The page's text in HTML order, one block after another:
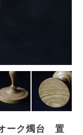
ク燭台 置